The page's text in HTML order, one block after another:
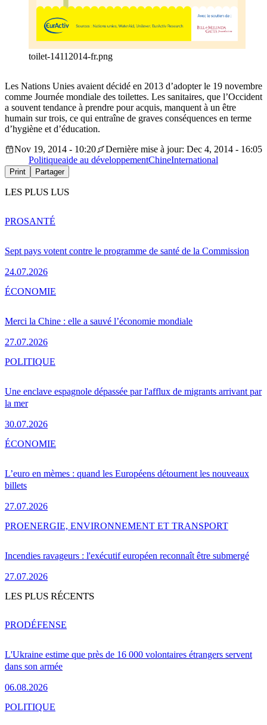
toilet-14112014-fr.png
Les Nations Unies avaient décidé en 2013 d’adopter le 19 novembre
comme Journée mondiale des toilettes. Les sanitaires, que l’Occident
a souvent tendance à prendre pour acquis, manquent à un être
humain sur trois, ce qui entraîne de graves conséquences en terme
d’hygiène et d’éducation.
Nov 19, 2014 - 10:20
Dernière mise à jour: Dec 4, 2014 - 16:05
Politiqueaide au développementChineInternational
Print Partager
LES PLUS LUS
Sept pays votent contre le programme de santé de la Commission
24.07.2026
PROSANTÉ
Merci la Chine : elle a sauvé l’économie mondiale
27.07.2026
ÉCONOMIE
Une enclave espagnole dépassée par l'afflux de migrants arrivant par
la mer
30.07.2026
POLITIQUE
L’euro en mèmes : quand les Européens détournent les nouveaux
billets
27.07.2026
ÉCONOMIE
Incendies ravageurs : l'exécutif européen reconnaît être submergé
27.07.2026
PROENERGIE, ENVIRONNEMENT ET TRANSPORT
LES PLUS RÉCENTS
L'Ukraine estime que près de 16 000 volontaires étrangers servent
dans son armée
06.08.2026
PRODÉFENSE
POLITIQUE